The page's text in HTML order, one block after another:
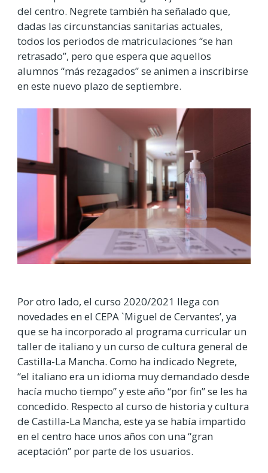
del centro. Negrete también ha señalado que,
dadas las circunstancias sanitarias actuales,
todos los periodos de matriculaciones “se han
retrasado”, pero que espera que aquellos
alumnos “más rezagados” se animen a inscribirse
en este nuevo plazo de septiembre.
Por otro lado, el curso 2020/2021 llega con
novedades en el CEPA `Miguel de Cervantes’, ya
que se ha incorporado al programa curricular un
taller de italiano y un curso de cultura general de
Castilla-La Mancha. Como ha indicado Negrete,
“el italiano era un idioma muy demandado desde
hacía mucho tiempo” y este año “por fin” se les ha
concedido. Respecto al curso de historia y cultura
de Castilla-La Mancha, este ya se había impartido
en el centro hace unos años con una “gran
aceptación” por parte de los usuarios.